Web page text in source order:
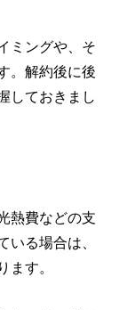
ミングや、そ
。解約後に後
しておきまし
熱費などの支
いる場合は、
ます。